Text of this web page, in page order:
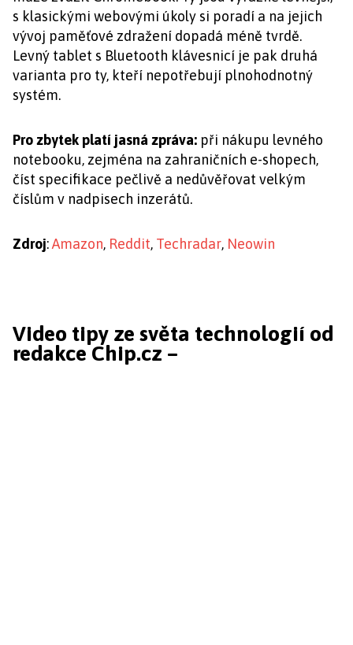
s klasickými webovými úkoly si poradí a na jejich
vývoj paměťové zdražení dopadá méně tvrdě.
Levný tablet s Bluetooth klávesnicí je pak druhá
varianta pro ty, kteří nepotřebují plnohodnotný
systém.
Pro zbytek platí jasná zpráva: při nákupu levného
notebooku, zejména na zahraničních e-shopech,
číst specifikace pečlivě a nedůvěřovat velkým
číslům v nadpisech inzerátů.
Zdroj:Amazon, Reddit, Techradar, Neowin
Video tipy ze světa technologií od
redakce Chip.cz –